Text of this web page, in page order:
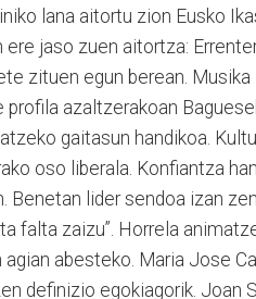
lana aitortu zion Eusko
ere jaso zuen aitortza:
zituen egun berean.
profila azaltzerakoan
gaitasun handikoa.
oso liberala. Konfiantza
Benetan lider sendoa izan
falta zaizu”. Horrela
agian abesteko. Maria Jose
definizio egokiagorik.